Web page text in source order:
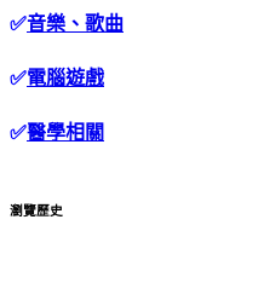
✅音樂、歌曲
✅電腦遊戲
✅醫學相關
瀏覽歷史